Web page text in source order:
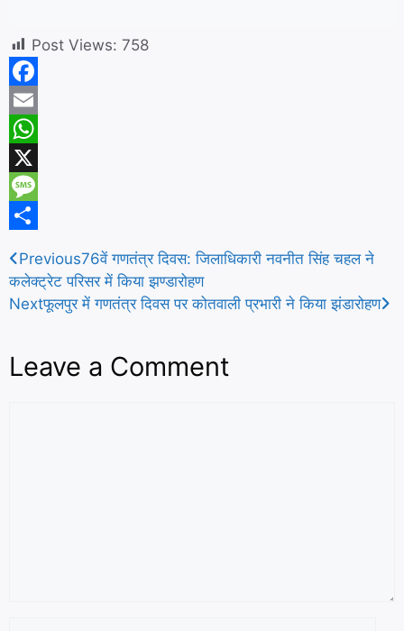
Post Views: 758
F
a
c
e
b
o
k
E
m
a
W
h
a
s
A
p
X
M
s
s
g
h
a
e
Previous76वें गणतंत्र दिवस: जिलाधिकारी नवनीत सिंह चहल ने
कलेक्ट्रेट परिसर में किया झण्डारोहण
Nextफूलपुर में गणतंत्र दिवस पर कोतवाली प्रभारी ने किया झंडारोहण
Leave a Comment